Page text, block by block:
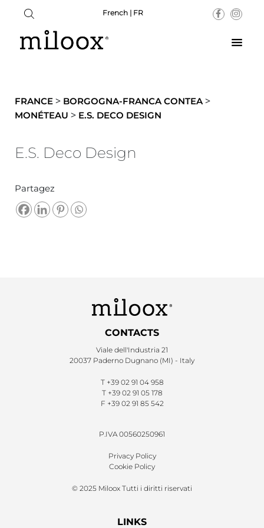
French | FR
FRANCE > BORGOGNA-FRANCA CONTEA>
MONÉTEAU > E.S. DECO DESIGN
E.S. Deco Design
Partagez
CONTACTS
Viale dell'Industria 21
20037 Paderno Dugnano (MI) - Italy
T +39 02 91 04 958
T +39 02 91 05 178
F +39 02 91 85 542
P.IVA 00560250961
Privacy Policy
Cookie Policy
© 2025 Miloox Tutti i diritti riservati
LINKS